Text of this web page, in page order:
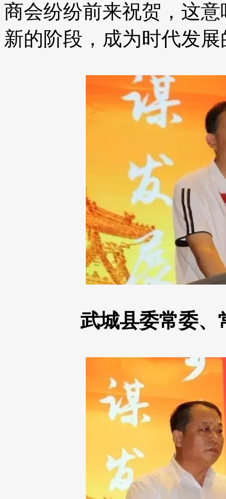
商会纷纷前来祝贺，这
新的阶段，成为时代发
武城县委常委、